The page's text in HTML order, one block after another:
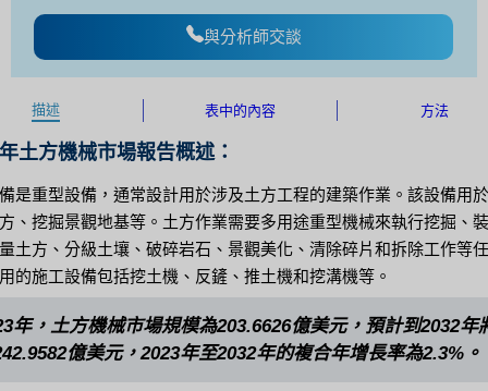
與分析師交談
描述 表中的內容 方法
土方機械市場報告概述：
是重型設備，通常設計用於涉及土方工程的建築作業。該設備用
、挖掘景觀地基等。土方作業需要多用途重型機械來執行挖掘、
土方、分級土壤、破碎岩石、景觀美化、清除碎片和拆除工作等
的施工設備包括挖土機、反鏟、推土機和挖溝機等。
年，土方機械市場規模為203.6626億美元，預計到2032年
億美元，2023年至2032年的複合年增長率為2.3%。